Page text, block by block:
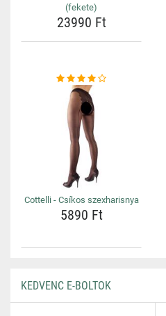
(fekete)
23990 Ft
Cottelli - Csíkos szexharisnya
5890 Ft
KEDVENC E-BOLTOK